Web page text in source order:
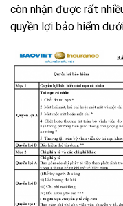
còn nhận được rất
quyền lợi bảo hiểm